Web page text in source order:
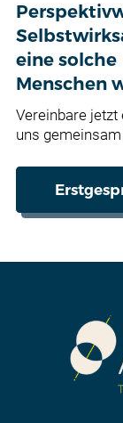
eine
Menschen
Vereinbare jetzt
uns